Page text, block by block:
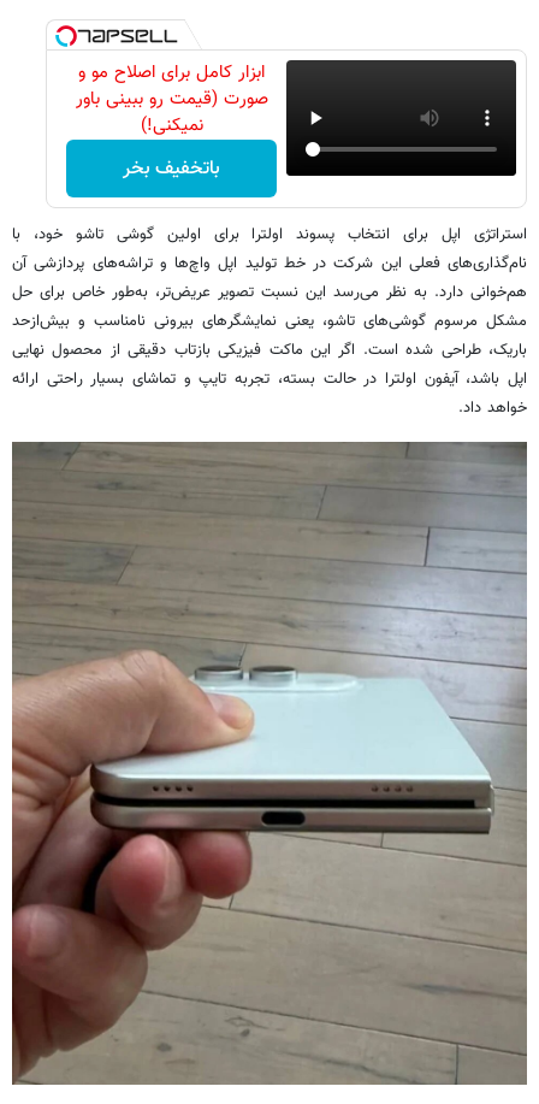
ابزار کامل برای اصلاح مو و
صورت (قیمت رو ببینی باور
نمیکنی!)
باتخفیف بخر
استراتژی اپل برای انتخاب پسوند اولترا برای اولین گوشی تاشو خود، با
نام‌گذاری‌های فعلی این شرکت در خط تولید اپل واچ‌ها و تراشه‌های پردازشی آن
هم‌خوانی دارد. به نظر می‌رسد این نسبت تصویر عریض‌تر، به‌طور خاص برای حل
مشکل مرسوم گوشی‌های تاشو، یعنی نمایشگرهای بیرونی نامناسب و بیش‌ازحد
باریک، طراحی شده است. اگر این ماکت فیزیکی بازتاب دقیقی از محصول نهایی
اپل باشد، آیفون اولترا در حالت بسته، تجربه تایپ و تماشای بسیار راحتی ارائه
خواهد داد.